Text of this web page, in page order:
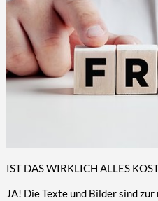
IST DAS WIRKLICH ALLES
JA! Die Texte und Bilder sind